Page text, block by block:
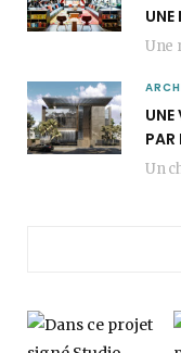
UNE
UNE
PAR